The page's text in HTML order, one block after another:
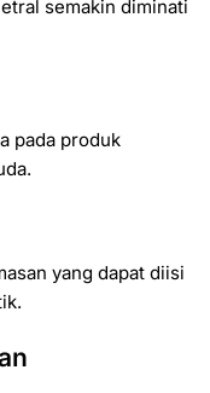
semakin diminati
pada produk
yang dapat diisi